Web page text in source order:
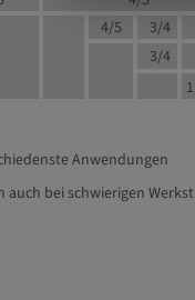
4/5 3/4
3/4
Anwendungen
bei schwierigen